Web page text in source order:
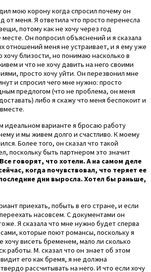
мою корону когда спросил почему он
от меня. Я ответила что просто перенесла
потому как не хочу через год
месте. Он попросил объяснений и я сказала
отношений меня не устраивает, и я ему уже
хочу близости, но понимаю насколько в
и что не хочу давить на него своими
просто хочу уйти. Он перезвонил мне
и спросил чего мне нужно: просто
предлогом (что не проблема, он меня
либо я скажу что меня беспокоит и
идеальном варианте я бросаю работу
и мы живем долго и счастливо. К моему
Более того, он сказал что такой
поскольку быть партнером это значит
говорят, что хотели. А на самом деле
когда почувствовал, что теряет ее
дни выросла. Хотел бы раньше,
приехать, побыть в его стране, и если
насовсем. С документами он
Я сказала что мне нужно будет сперва
которые поют романсы, поскольку я
хочу висеть бременем, мало ли сколько
работы. М. сказал что он знает об этом
его как бремя, я не должна
рассчитывать на него. И что если хочу